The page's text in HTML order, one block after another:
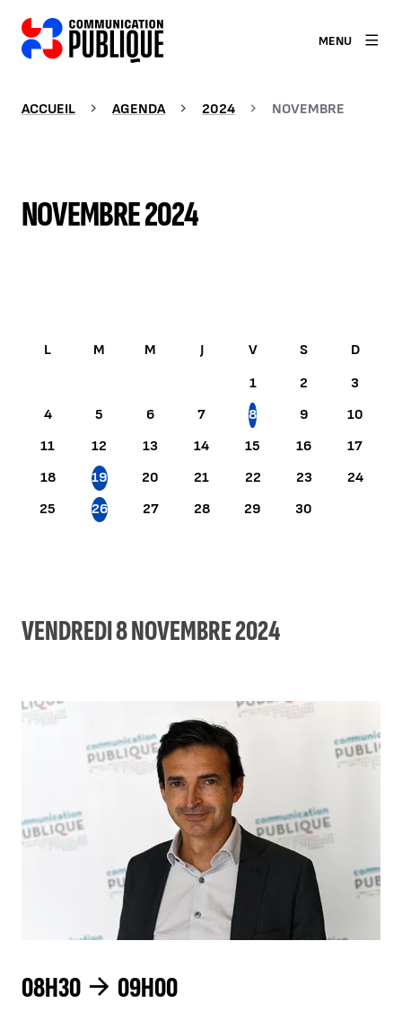
MENU
ACCUEIL AGENDA 2024 NOVEMBRE
NOVEMBRE 2024
1 2
3
4
5 6 7 8 9
10
11
12 13 14 15 16
17
18
19 20 21 22 23
24
25
26 27 28 29 30
VENDREDI 8 NOVEMBRE 2024
08H30 09H00